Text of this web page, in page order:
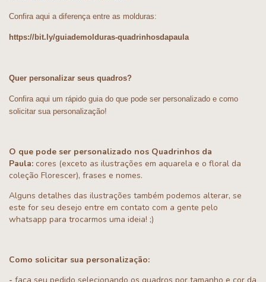
Confira aqui a diferença entre as molduras:
https://bit.ly/guiademolduras-quadrinhosdapaula
Quer personalizar seus quadros?
Confira aqui um rápido guia do que pode ser personalizado e como
solicitar sua personalização!
O que pode ser personalizado nos Quadrinhos da
Paula: cores (exceto as ilustrações em aquarela e o floral da
coleção Florescer), frases e nomes.
Alguns detalhes das ilustrações também podemos alterar, se
este for seu desejo entre em contato com a gente pelo
whatsapp para trocarmos uma ideia! ;)
Como solicitar sua personalização:
- faça seu pedido selecionando os quadros por tamanho e cor da